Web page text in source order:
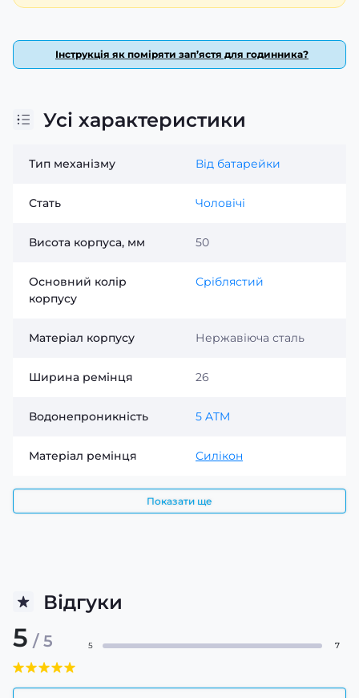
Інструкція як поміряти зап’ястя для годинника?
Усі характеристики
Тип механізму Від батарейки
Стать Чоловічі
Висота корпуса, мм 50
Основний колір
корпусу
Сріблястий
Матеріал корпусу Нержавіюча сталь
Ширина ремінця 26
Водонепроникність 5 ATM
Матеріал ремінця Силікон
Показати ще
Відгуки
5 / 5 5 7